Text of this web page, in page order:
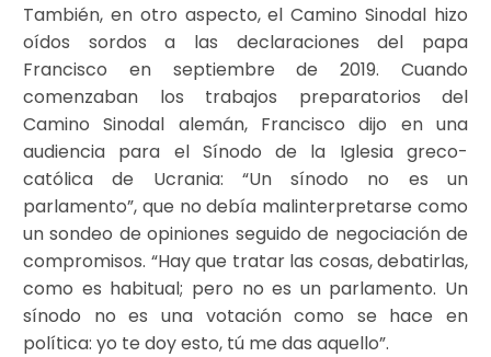
También, en otro aspecto, el Camino Sinodal hizo
oídos sordos a las declaraciones del papa
Francisco en septiembre de 2019. Cuando
comenzaban los trabajos preparatorios del
Camino Sinodal alemán, Francisco dijo en una
audiencia para el Sínodo de la Iglesia greco-
católica de Ucrania: “Un sínodo no es un
parlamento”, que no debía malinterpretarse como
un sondeo de opiniones seguido de negociación de
compromisos. “Hay que tratar las cosas, debatirlas,
como es habitual; pero no es un parlamento. Un
sínodo no es una votación como se hace en
política: yo te doy esto, tú me das aquello”.